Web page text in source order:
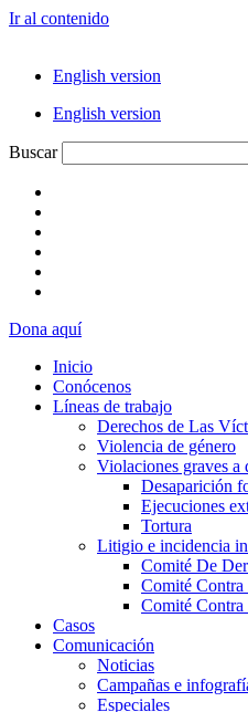
Ir al contenido
English version
English version
Buscar
Dona aquí
Inicio
Conócenos
Líneas de trabajo
Derechos de Las
Violencia de género
Violaciones graves a
Desaparición
Ejecuciones
Tortura
Litigio e incidencia
Comité De
Comité Contra
Comité Contra
Casos
Comunicación
Noticias
Campañas e
Especiales